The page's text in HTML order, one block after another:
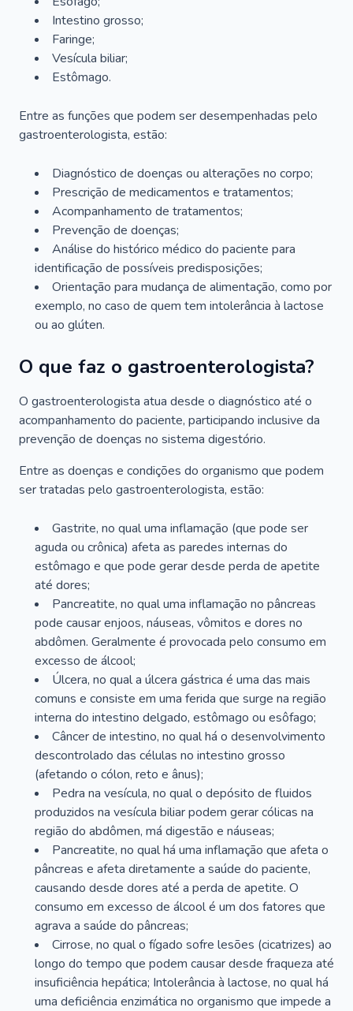
Intestino grosso;
Faringe;
Vesícula biliar;
Estômago.
Entre as funções que podem ser desempenhadas pelo
gastroenterologista, estão:
Diagnóstico de doenças ou alterações no corpo;
Prescrição de medicamentos e tratamentos;
Acompanhamento de tratamentos;
Prevenção de doenças;
Análise do histórico médico do paciente para
identificação de possíveis predisposições;
Orientação para mudança de alimentação, como por
exemplo, no caso de quem tem intolerância à lactose
ou ao glúten.
O que faz o gastroenterologista?
O gastroenterologista atua desde o diagnóstico até o
acompanhamento do paciente, participando inclusive da
prevenção de doenças no sistema digestório.
Entre as doenças e condições do organismo que podem
ser tratadas pelo gastroenterologista, estão:
Gastrite, no qual uma inflamação (que pode ser
aguda ou crônica) afeta as paredes internas do
estômago e que pode gerar desde perda de apetite
até dores;
Pancreatite, no qual uma inflamação no pâncreas
pode causar enjoos, náuseas, vômitos e dores no
abdômen. Geralmente é provocada pelo consumo em
excesso de álcool;
Úlcera, no qual a úlcera gástrica é uma das mais
comuns e consiste em uma ferida que surge na região
interna do intestino delgado, estômago ou esôfago;
Câncer de intestino, no qual há o desenvolvimento
descontrolado das células no intestino grosso
(afetando o cólon, reto e ânus);
Pedra na vesícula, no qual o depósito de fluidos
produzidos na vesícula biliar podem gerar cólicas na
região do abdômen, má digestão e náuseas;
Pancreatite, no qual há uma inflamação que afeta o
pâncreas e afeta diretamente a saúde do paciente,
causando desde dores até a perda de apetite. O
consumo em excesso de álcool é um dos fatores que
agrava a saúde do pâncreas;
Cirrose, no qual o fígado sofre lesões (cicatrizes) ao
longo do tempo que podem causar desde fraqueza até
insuficiência hepática; Intolerância à lactose, no qual há
uma deficiência enzimática no organismo que impede a